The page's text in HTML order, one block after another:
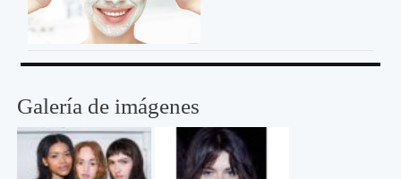
Galería de imágenes